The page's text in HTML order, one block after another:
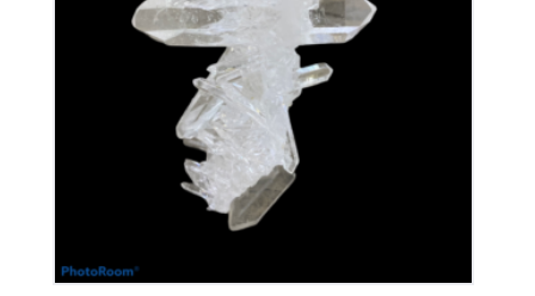
Cristal de Roche
240 €